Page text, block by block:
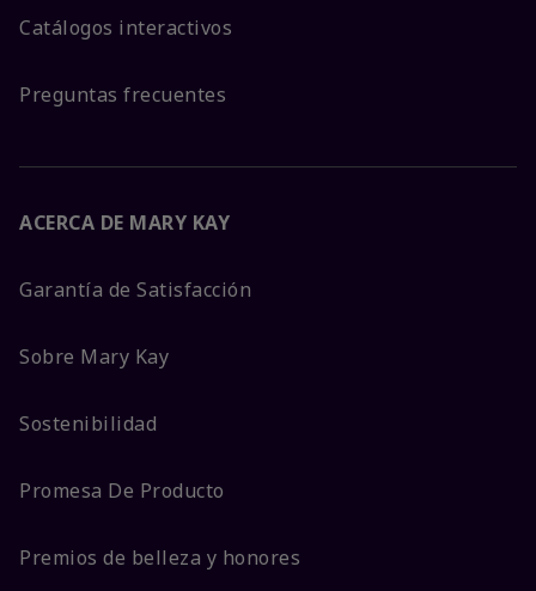
Catálogos interactivos
Preguntas frecuentes
ACERCA DE MARY KAY
Garantía de Satisfacción
Sobre Mary Kay
Sostenibilidad
Promesa De Producto
Premios de belleza y honores